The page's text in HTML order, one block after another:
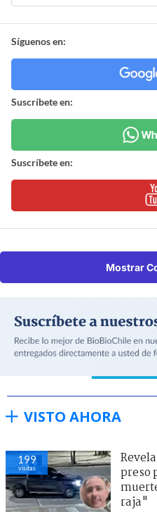
Síguenos en:
Suscríbete en:
Suscríbete en:
Mostrar
VISTO AHORA
199
visitas
preso
raja"